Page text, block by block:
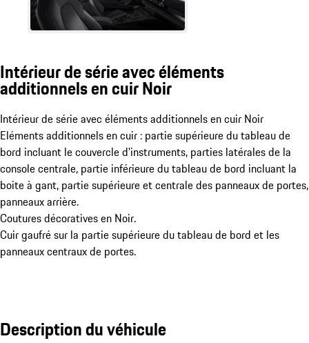
Intérieur de série avec éléments
additionnels en cuir Noir
Intérieur de série avec éléments additionnels en cuir Noir
Eléments additionnels en cuir : partie supérieure du tableau de
bord incluant le couvercle d'instruments, parties latérales de la
console centrale, partie inférieure du tableau de bord incluant la
boite à gant, partie supérieure et centrale des panneaux de portes,
panneaux arrière.
Coutures décoratives en Noir.
Cuir gaufré sur la partie supérieure du tableau de bord et les
panneaux centraux de portes.
Description du véhicule